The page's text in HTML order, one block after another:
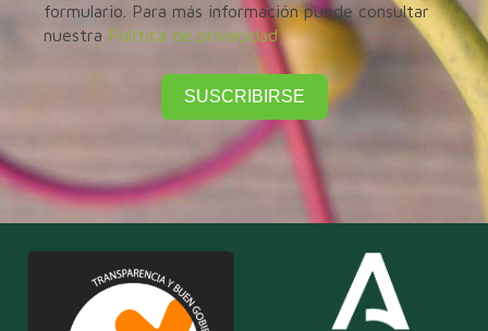
formulario. Para más información puede consultar
nuestra Política de privacidad
SUSCRIBIRSE